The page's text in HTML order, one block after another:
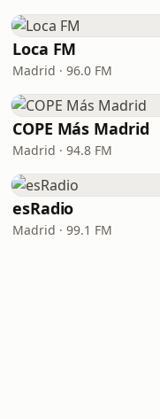
Loca FM
Madrid · 96.0 FM
COPE Más Madrid
Madrid · 94.8 FM
esRadio
Madrid · 99.1 FM